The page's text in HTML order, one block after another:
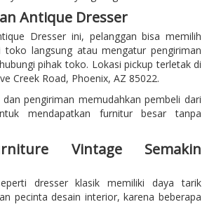
Antique Dresser
Dresser ini, pelanggan bisa memilih
toko langsung atau mengatur pengiriman
pihak toko. Lokasi pickup terletak di
Creek Road, Phoenix, AZ 85022.
pengiriman memudahkan pembeli dari
mendapatkan furnitur besar tanpa
Vintage Semakin
dresser klasik memiliki daya tarik
pecinta desain interior, karena beberapa